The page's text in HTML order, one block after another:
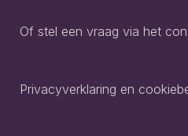
Of stel een vraag via het
Privacyverklaring en